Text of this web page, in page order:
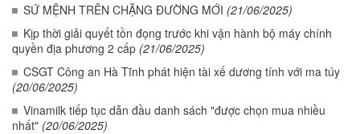
SỨ MỆNH TRÊN CHẶNG ĐƯỜNG MỚI (21/06/2025)
Kịp thời giải quyết tồn đọng trước khi vận hành bộ máy chính
quyền địa phương 2 cấp (21/06/2025)
CSGT Công an Hà Tĩnh phát hiện tài xế dương tính với ma túy
(20/06/2025)
Vinamilk tiếp tục dẫn đầu danh sách "được chọn mua nhiều
nhất" (20/06/2025)